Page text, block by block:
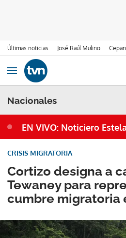
Últimas noticias José Raúl Mulino
Ir al contenido
Obrir navegació
Nacionales
EN VIVO: Noticiero
Cortizo designa a
Tewaney para
cumbre migratoria
CRISIS MIGRATORIA